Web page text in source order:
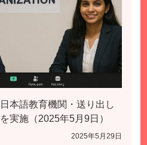
本語教育機関・送り出し
実施（2025年5月9日）
2025年5月29日